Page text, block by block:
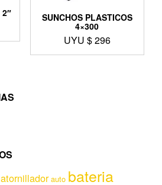
SUNCHOS PLASTICOS
4×300
UYU $296
atornillador auto bateria